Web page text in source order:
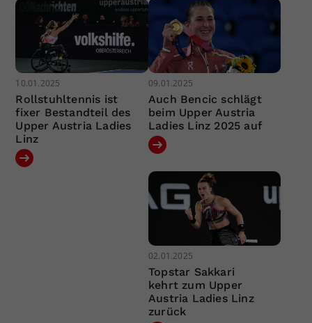
10.01.2025
Rollstuhltennis ist
fixer Bestandteil des
Upper Austria Ladies
Linz
09.01.2025
Auch Bencic schlägt
beim Upper Austria
Ladies Linz 2025 auf
02.01.2025
Topstar Sakkari
kehrt zum Upper
Austria Ladies Linz
zurück